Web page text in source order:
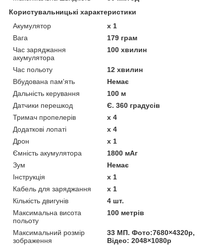
Користувальницькі характеристики
Акумулятор
х 1
Вага
179 грам
Час заряджання
акумулятора
100 хвилин
Час польоту
12 хвилин
Вбудована пам'ять
Немає
Дальність керування
100 м
Датчики перешкод
Є. 360 градусів
Тримач пропелерів
х 4
Додаткові лопаті
х 4
Дрон
х 1
Ємність акумулятора
1800 мАг
Зум
Немає
Інструкція
х 1
Кабель для заряджання
х 1
Кількість двигунів
4 шт.
Максимальна висота
польоту
100 метрів
Максимальний розмір
зображення
33 МП. Фото:7680×4320p,
Відео: 2048×1080p